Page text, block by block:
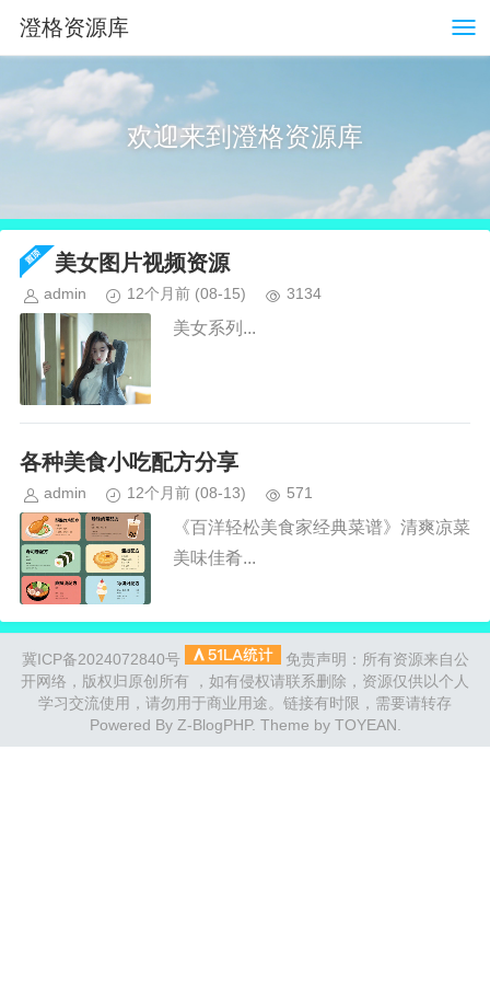
澄格资源库
欢迎来到澄格资源库
美女图片视频资源
admin 12个月前 (08-15) 3134
美女系列...
各种美食小吃配方分享
admin 12个月前 (08-13) 571
《百洋轻松美食家经典菜谱》清爽凉菜
美味佳肴...
冀ICP备2024072840号
免责声明：所有资源来自公
开网络，版权归原创所有 ，如有侵权请联系删除，资源仅供以个人
学习交流使用，请勿用于商业用途。链接有时限，需要请转存
Powered By Z-BlogPHP. Theme by TOYEAN